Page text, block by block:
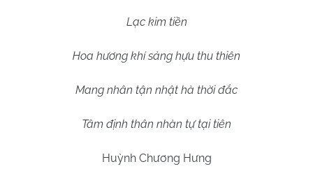
Lạc kim tiền
Hoa hương khí sảng hựu thu thiên
Mang nhân tận nhật hà thời đắc
Tâm định thân nhàn tự tại tiên
Huỳnh Chương Hưng